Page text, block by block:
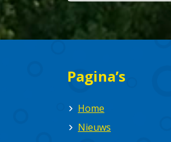
Pagina’s
Home
Nieuws